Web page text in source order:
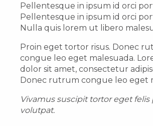
Pellentesque in ipsum id orci
Pellentesque in ipsum id orci
Nulla quis lorem ut libero
Proin eget tortor risus. Donec
congue leo eget malesuada.
dolor sit amet, consectetur
Donec rutrum congue leo eget
Vivamus suscipit tortor eget
volutpat.